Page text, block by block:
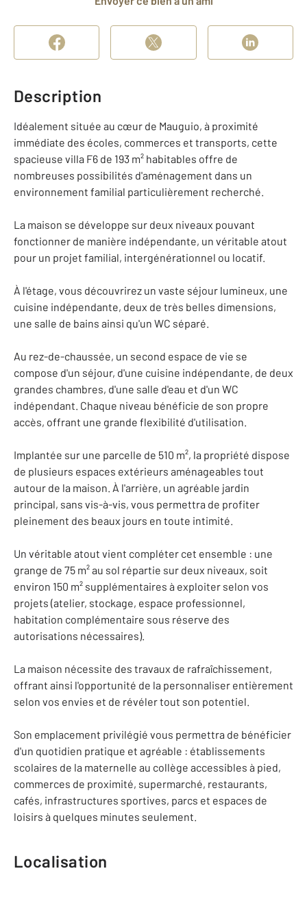
Description
Idéalement située au cœur de Mauguio, à proximité
immédiate des écoles, commerces et transports, cette
spacieuse villa F6 de 193 m² habitables offre de
nombreuses possibilités d'aménagement dans un
environnement familial particulièrement recherché.
La maison se développe sur deux niveaux pouvant
fonctionner de manière indépendante, un véritable atout
pour un projet familial, intergénérationnel ou locatif.
À l'étage, vous découvrirez un vaste séjour lumineux, une
cuisine indépendante, deux de très belles dimensions,
une salle de bains ainsi qu'un WC séparé.
Au rez-de-chaussée, un second espace de vie se
compose d'un séjour, d'une cuisine indépendante, de deux
grandes chambres, d'une salle d'eau et d'un WC
indépendant. Chaque niveau bénéficie de son propre
accès, offrant une grande flexibilité d'utilisation.
Implantée sur une parcelle de 510 m², la propriété dispose
de plusieurs espaces extérieurs aménageables tout
autour de la maison. À l'arrière, un agréable jardin
principal, sans vis-à-vis, vous permettra de profiter
pleinement des beaux jours en toute intimité.
Un véritable atout vient compléter cet ensemble : une
grange de 75 m² au sol répartie sur deux niveaux, soit
environ 150 m² supplémentaires à exploiter selon vos
projets (atelier, stockage, espace professionnel,
habitation complémentaire sous réserve des
autorisations nécessaires).
La maison nécessite des travaux de rafraîchissement,
offrant ainsi l'opportunité de la personnaliser entièrement
selon vos envies et de révéler tout son potentiel.
Son emplacement privilégié vous permettra de bénéficier
d'un quotidien pratique et agréable : établissements
scolaires de la maternelle au collège accessibles à pied,
commerces de proximité, supermarché, restaurants,
cafés, infrastructures sportives, parcs et espaces de
loisirs à quelques minutes seulement.
Localisation